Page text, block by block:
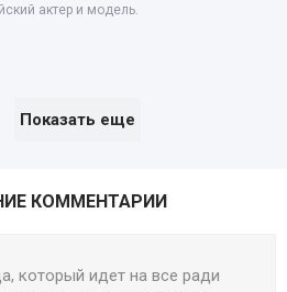
актер и модель.
Показать еще
КОММЕНТАРИИ
который идет на все ради